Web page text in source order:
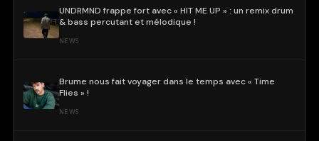
UNDRMND frappe fort avec « HIT ME UP » : un remix drum
& bass percutant et mélodique !
NEWS
Brume nous fait voyager dans le temps avec « Time
Flies » !
NEWS